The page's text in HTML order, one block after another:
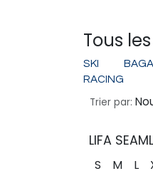
Tous
SKI
RACING
Trier par:
LIFA
S M L